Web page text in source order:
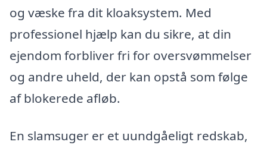
og væske fra dit kloaksystem. Med
professionel hjælp kan du sikre, at din
ejendom forbliver fri for oversvømmelser
og andre uheld, der kan opstå som følge
af blokerede afløb.
En slamsuger er et uundgåeligt redskab,